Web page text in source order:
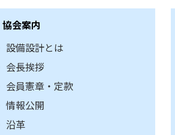
協会案内
設備設計とは
会長挨拶
会員憲章・定款
情報公開
沿革